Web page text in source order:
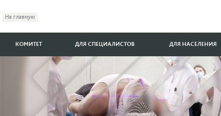
На главную
КОМИТЕТ ДЛЯ СПЕЦИАЛИСТОВ ДЛЯ НАСЕЛЕНИЯ